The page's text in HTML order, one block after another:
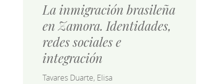
La inmigración brasileña
en Zamora. Identidades,
redes sociales e
integración
Tavares Duarte, Elisa